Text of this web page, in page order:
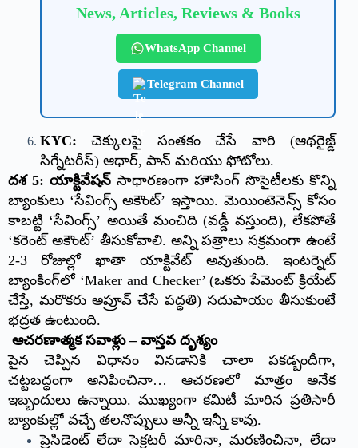
News, Articles, Reviews & Books
WhatsApp Channel
Telegram Channel
KYC: చెక్కులపై సంతకం చేసే వారి (ఆథరైజ్డ్
సిగ్నేటరీస్) ఆధార్, పాన్ మరియు ఫోటోలు.
దశ 5: యాక్టివేషన్ సాధారణంగా హౌసింగ్ సొసైటీలకు కొన్ని
బ్యాంకులు ‘సేవింగ్స్ అకౌంట్’ ఇస్తాయి. మెయింటెనెన్స్ కోసం
కాబట్టి ‘సేవింగ్స్’ అయితే మంచిది (వడ్డీ వస్తుంది), లేకపోతే
‘కరెంట్ అకౌంట్’ తీసుకోవాలి. అన్ని పత్రాలు సక్రమంగా ఉంటే
2-3 రోజుల్లో ఖాతా యాక్టివేట్ అవుతుంది. ఇంటర్నెట్
బ్యాంకింగ్‌లో ‘Maker and Checker’ (ఒకరు పేమెంట్ క్రియేట్
చేస్తే, మరొకరు అప్రూవ్ చేసే పద్ధతి) సదుపాయం తీసుకుంటే
భద్రత ఉంటుంది.
ఆచరణాత్మక సవాళ్లు – వాస్తవ దృశ్యం
పైన చెప్పిన విధానం వినడానికి చాలా పకడ్బందీగా,
చట్టబద్ధంగా అనిపించినా… ఆచరణలో మాత్రం అనేక
ఇబ్బందులు ఉన్నాయి. ముఖ్యంగా కమిటీ మారిన ప్రతిసారీ
బ్యాంకుల్లో వచ్చే తలనొప్పులు అన్నీ ఇన్నీ కావు.
ప్రెసిడెంట్ లేదా సెక్రటరీ మారినా, మరణించినా, లేదా